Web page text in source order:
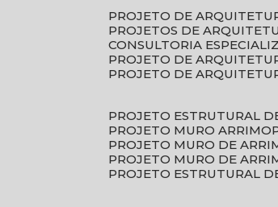
PROJETO DE
PROJETOS DE
CONSULTORIA
PROJETO DE
PROJETO DE
PROJETO ESTRUTURAL
PROJETO MURO ARRIMO
PROJETO MURO DE
PROJETO MURO DE
PROJETO ESTRUTURAL